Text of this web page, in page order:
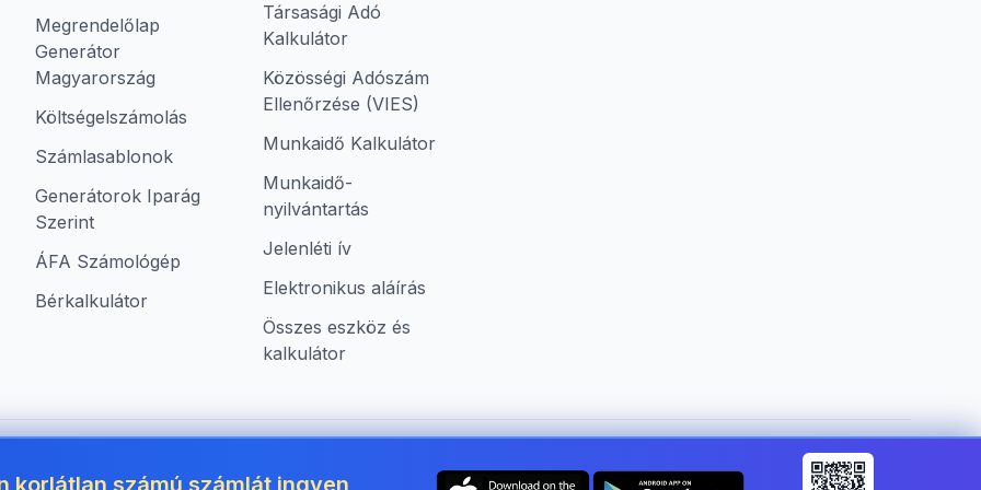
Megrendelőlap
Generátor
Magyarország
Költségelszámolás
Számlasablonok
Generátorok Iparág
Szerint
ÁFA Számológép
Bérkalkulátor
Társasági Adó
Kalkulátor
Közösségi Adószám
Ellenőrzése (VIES)
Munkaidő Kalkulátor
Munkaidő-
nyilvántartás
Jelenléti ív
Elektronikus aláírás
Összes eszköz és
kalkulátor
Hungary területén Ország módosítása: Hungary
korlátlan számú számlát ingyen